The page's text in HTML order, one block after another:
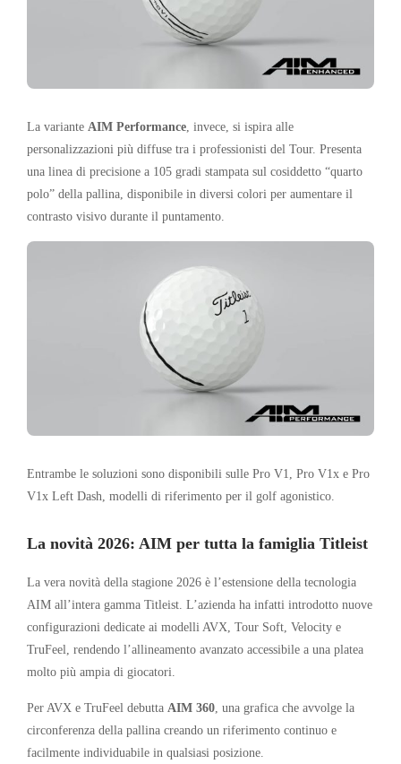
La variante AIM Performance , invece, si ispira alle
personalizzazioni più diffuse tra i professionisti del Tour. Presenta
una linea di precisione a 105 gradi stampata sul cosiddetto “quarto
polo” della pallina, disponibile in diversi colori per aumentare il
contrasto visivo durante il puntamento.
Entrambe le soluzioni sono disponibili sulle Pro V1, Pro V1x e Pro
V1x Left Dash, modelli di riferimento per il golf agonistico.
La novità 2026: AIM per tutta la famiglia Titleist
La vera novità della stagione 2026 è l’estensione della tecnologia
AIM all’intera gamma Titleist. L’azienda ha infatti introdotto nuove
configurazioni dedicate ai modelli AVX, Tour Soft, Velocity e
TruFeel, rendendo l’allineamento avanzato accessibile a una platea
molto più ampia di giocatori.
Per AVX e TruFeel debutta AIM 360 , una grafica che avvolge la
circonferenza della pallina creando un riferimento continuo e
facilmente individuabile in qualsiasi posizione.